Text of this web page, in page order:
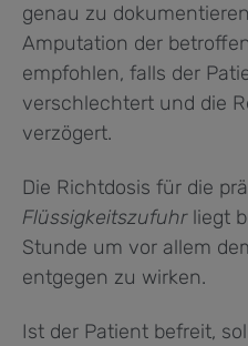
genau zu
Amputation der
empfohlen, falls der
verschlechtert und die
verzögert.
Die Richtdosis für die
Flüssigkeitszufuhrliegt
Stunde um vor allem
entgegen zu wirken.
Ist der Patient befreit,